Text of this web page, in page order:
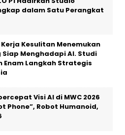
dalam Satu Perangkat
Kerja Kesulitan Menemukan
Siap Menghadapi AI. Studi
Enam Langkah Strategis
Visi AI di MWC 2026
Phone”, Robot Humanoid,